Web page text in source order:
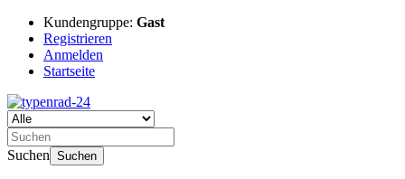
Kundengruppe: Gast
Registrieren
Anmelden
Startseite
Suchen Suchen